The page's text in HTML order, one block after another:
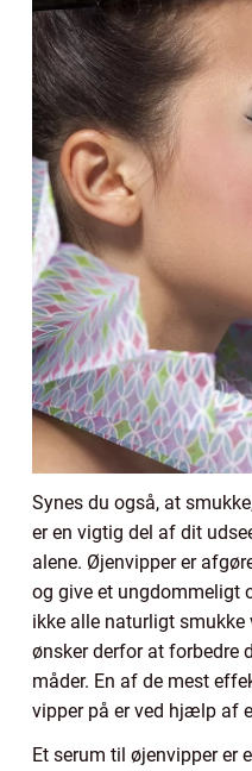
Synes du også, at
er en vigtig del af dit
alene. Øjenvipper er
og give et ungdommeligt
ikke alle naturligt smukke
ønsker derfor at forbedre
måder. En af de mest
vipper på er ved hjælp af
Et serum til øjenvipper er